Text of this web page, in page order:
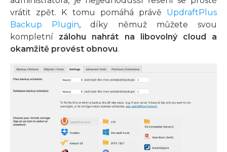
vrátit zpět. K tomu pomáhá právě UpdraftPlus
Backup Plugin, díky němuž můžete svou
kompletní zálohu nahrát na libovolný cloud a
okamžitě provést obnovu.